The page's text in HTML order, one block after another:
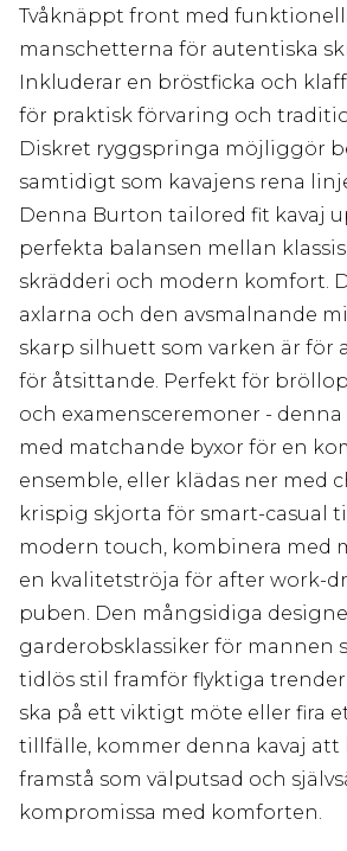
Tvåknäppt front med
manschetterna för autentiska
Inkluderar en bröstficka och
för praktisk förvaring och
Diskret ryggspringa möjliggör
samtidigt som kavajens rena
Denna Burton tailored fit kavaj
perfekta balansen mellan
skrädderi och modern komfort.
axlarna och den avsmalnande
skarp silhuett som varken är för
för åtsittande. Perfekt för
och examensceremoner - denna
med matchande byxor för en
ensemble, eller klädas ner med
krispig skjorta för smart-casual
modern touch, kombinera med
en kvalitetströja för after work-
puben. Den mångsidiga
garderobsklassiker för mannen
tidlös stil framför flyktiga
ska på ett viktigt möte eller fira
tillfälle, kommer denna kavaj
framstå som välputsad och
kompromissa med komforten.